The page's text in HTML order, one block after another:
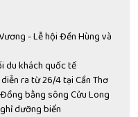
- Lễ hội Đền Hùng và
du khách quốc tế
ra từ 26/4 tại Cần Thơ
bằng sông Cửu Long
dưỡng biển